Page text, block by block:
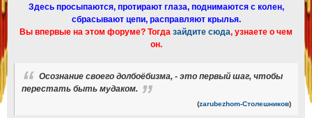
Здесь просыпаются, протирают глаза, поднимаются с колен,
сбрасывают цепи, расправляют крылья.
Вы впервые на этом форуме? Тогда зайдите сюда, узнаете о чем
он.
Осознание своего долбоёбизма, - это первый шаг, чтобы
перестать быть мудаком.
(zarubezhom-Столешников)